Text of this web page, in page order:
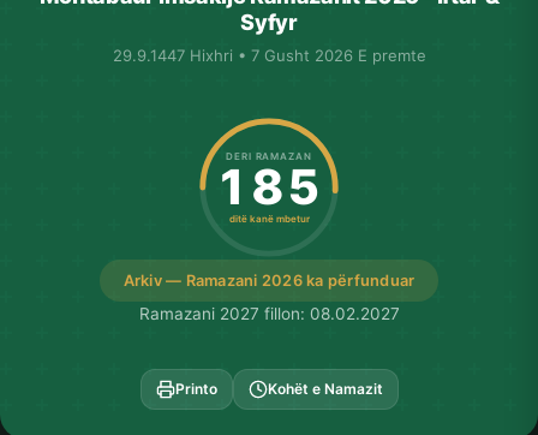
Syfyr
29.9.1447 Hixhri • 7 Gusht 2026 E premte
Arkiv — Ramazani 2026 ka përfunduar
DERI RAMAZAN
185
ditë kanë mbetur
Ramazani 2027 fillon: 08.02.2027
Printo Kohët e Namazit